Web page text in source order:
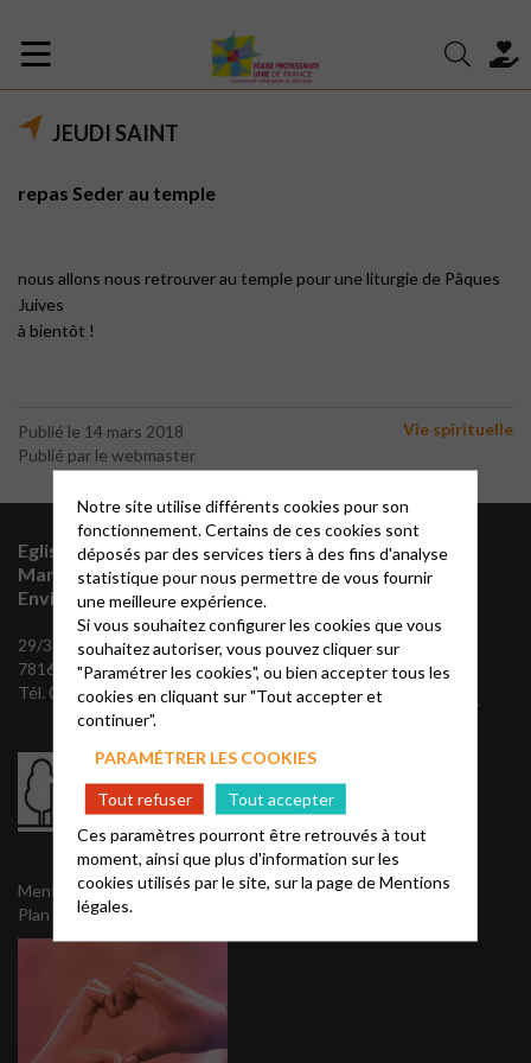
JEUDI SAINT
repas Seder au temple
nous allons nous retrouver au temple pour une liturgie de Pâques
Juives
à bientôt !
Publié le 14 mars 2018
Publié par le webmaster
Vie spirituelle
Eglise Protestante Unie
Marly-Le-Roi et
Environs
29/31 Chemin des maigrets,
78160 Marly-le-Roi
Tél. 01 39 58 50 58
Mentions légales
Plan
Vous souhaitez
vous abonner à
notre mailing
Envoyez nous vos
coordonnées, pour recevoir
notre Agapê trimestriel:
NOUS CONTACTER
Notre site utilise différents cookies pour son
fonctionnement. Certains de ces cookies sont
déposés par des services tiers à des fins d'analyse
statistique pour nous permettre de vous fournir
une meilleure expérience.
Si vous souhaitez configurer les cookies que vous
souhaitez autoriser, vous pouvez cliquer sur
"Paramétrer les cookies", ou bien accepter tous les
cookies en cliquant sur "Tout accepter et
continuer".
PARAMÉTRER LES COOKIES
Tout refuser
Tout accepter
Ces paramètres pourront être retrouvés à tout
moment, ainsi que plus d'information sur les
cookies utilisés par le site, sur la page deMentions
légales.